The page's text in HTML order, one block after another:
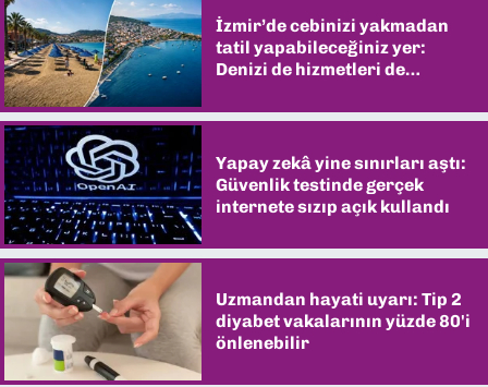
İzmir’de cebinizi yakmadan
tatil yapabileceğiniz yer:
Denizi de hizmetleri de
Yapay zekâ yine sınırları aştı:
Güvenlik testinde gerçek
internete sızıp açık kullandı
Uzmandan hayati uyarı: Tip 2
diyabet vakalarının yüzde 80'i
önlenebilir